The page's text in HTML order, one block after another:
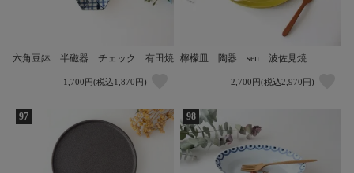
六角豆鉢 半磁器 チェック 有田焼
1,700円(税込1,870円)
檸檬皿 陶器 sen 波佐見焼
2,700円(税込2,970円)
97 98